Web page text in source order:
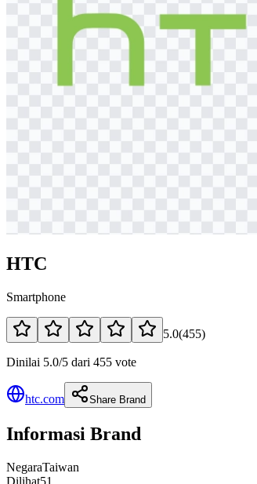
HTC
Smartphone
5.0(455)
Dinilai 5.0/5 dari 455 vote
htc.com Share Brand
Informasi Brand
NegaraTaiwan
Dilihat51